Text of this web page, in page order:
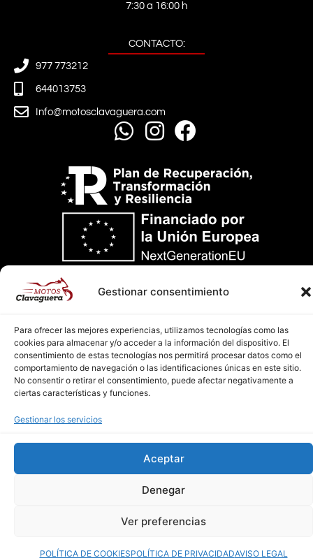
Gestionar consentimiento
Para ofrecer las mejores experiencias, utilizamos tecnologías como las
cookies para almacenar y/o acceder a la información del dispositivo. El
consentimiento de estas tecnologías nos permitirá procesar datos como el
comportamiento de navegación o las identificaciones únicas en este sitio.
No consentir o retirar el consentimiento, puede afectar negativamente a
ciertas características y funciones.
Gestionar los servicios
Aceptar
Denegar
Ver preferencias
POLÍTICA DE COOKIESPOLÍTICA DE PRIVACIDADAVISO LEGAL
7:30 a 16:00 h
CONTACTO:
977 773212
644013753
Info@motosclavaguera.com
AVISO LEGAL
POLÍTICA DE PRIVACIDAD
POLÍTICA DE COOKIES
Diseño Web PCHOUSE